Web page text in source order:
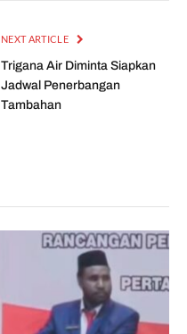
NEXT ARTICLE
Trigana Air Diminta Siapkan
Jadwal Penerbangan
Tambahan